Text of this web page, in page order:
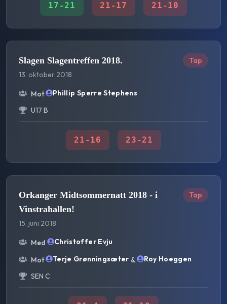
17 -21 21 -17 21 -10
Slagen Slagentreffen 2018.
13. oktober 2018
Tap
Mot
Phillip Sperre Stephens
U17 B
21 -16 23 -21
Orkanger Midtsommernatt 2018 - i
Vinstrahallen!
15. juni 2018
Tap
Med
Christoffer Evju
Mot
Terje Grønningsæter &
Roy Hoeggen
SEN C